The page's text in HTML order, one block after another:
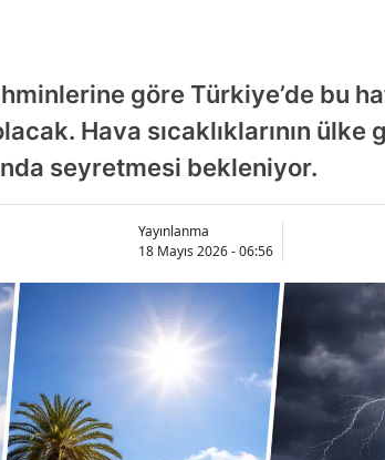
göre Türkiye’de bu
Hava sıcaklıklarının
seyretmesi bekleniyor.
Yayınlanma
18 Mayıs 2026 - 06:56